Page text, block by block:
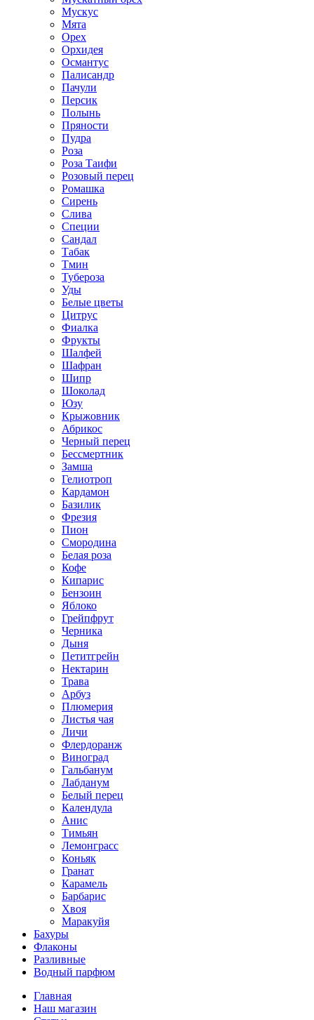
Мускус
Мята
Орех
Орхидея
Османтус
Палисандр
Пачули
Персик
Полынь
Пряности
Пудра
Роза
Роза Таифи
Розовый перец
Ромашка
Сирень
Слива
Специи
Сандал
Табак
Тмин
Тубероза
Уды
Белые цветы
Цитрус
Фиалка
Фрукты
Шалфей
Шафран
Шипр
Шоколад
Юзу
Крыжовник
Абрикос
Черный перец
Бессмертник
Замша
Гелиотроп
Кардамон
Базилик
Фрезия
Пион
Смородина
Белая роза
Кофе
Кипарис
Бензоин
Яблоко
Грейпфрут
Черника
Дыня
Петитгрейн
Нектарин
Трава
Арбуз
Плюмерия
Листья чая
Личи
Флердоранж
Виноград
Гальбанум
Лабданум
Белый перец
Календула
Анис
Тимьян
Лемонграсс
Коньяк
Гранат
Карамель
Барбарис
Хвоя
Маракуйя
Бахуры
Флаконы
Разливные
Водный парфюм
Главная
Наш магазин